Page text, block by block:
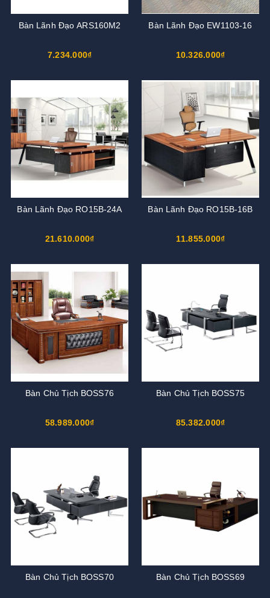
Bàn Lãnh Đạo ARS160M2
7.234.000₫
Bàn Lãnh Đạo EW1103-16
10.326.000₫
Bàn Lãnh Đạo RO15B-24A
21.610.000₫
Bàn Lãnh Đạo RO15B-16B
11.855.000₫
Bàn Chủ Tịch BOSS76
58.989.000₫
Bàn Chủ Tịch BOSS75
85.382.000₫
Bàn Chủ Tịch BOSS70 Bàn Chủ Tịch BOSS69